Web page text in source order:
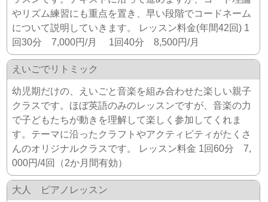
やリズム練習にも重点を置き、早い段階でコードネーム
について説明していきます。 レッスン料金(年間42回) 1
回30分 7,000円/月 1回40分 8,500円/月
えいごでリトミック
幼児期だけの、えいごと音楽を組み合わせた楽しい親子
クラスです。ほぼ英語のみのレッスンですが、音楽の力
で子どもたちが動きを理解して楽しく参加してくれま
す。テーマに沿ったクラフトやアクティビティがたくさ
んのオリジナルクラスです。 レッスン料金 1回60分 7,
000円/4回（2か月間有効）
大人 ピアノレッスン